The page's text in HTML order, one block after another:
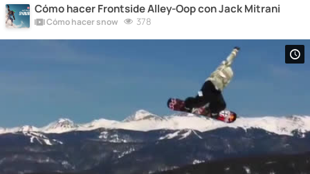
Cómo hacer Frontside Alley-Oop con Jack Mitrani
Cómo hacer snow 378